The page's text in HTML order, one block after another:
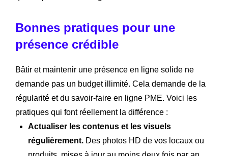
Bonnes pratiques pour une
présence crédible
Bâtir et maintenir une présence en ligne solide ne
demande pas un budget illimité. Cela demande de la
régularité et du savoir-faire en ligne PME. Voici les
pratiques qui font réellement la différence :
Actualiser les contenus et les visuels
régulièrement. Des photos HD de vos locaux ou